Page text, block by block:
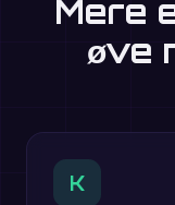
Mere
øve
K